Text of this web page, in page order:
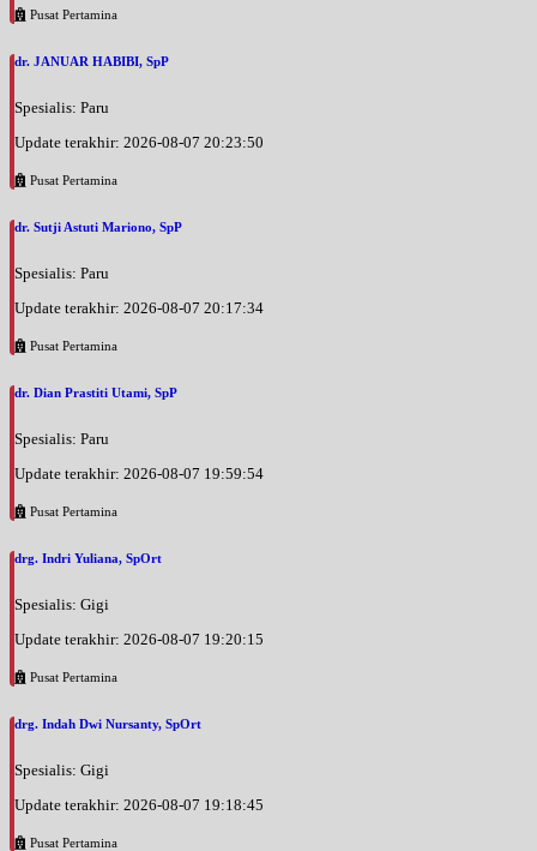
Pusat Pertamina
dr. JANUAR HABIBI, SpP
Spesialis: Paru
Update terakhir: 2026-08-07 20:23:50
Pusat Pertamina
dr. Sutji Astuti Mariono, SpP
Spesialis: Paru
Update terakhir: 2026-08-07 20:17:34
Pusat Pertamina
dr. Dian Prastiti Utami, SpP
Spesialis: Paru
Update terakhir: 2026-08-07 19:59:54
Pusat Pertamina
drg. Indri Yuliana, SpOrt
Spesialis: Gigi
Update terakhir: 2026-08-07 19:20:15
Pusat Pertamina
drg. Indah Dwi Nursanty, SpOrt
Spesialis: Gigi
Update terakhir: 2026-08-07 19:18:45
Pusat Pertamina